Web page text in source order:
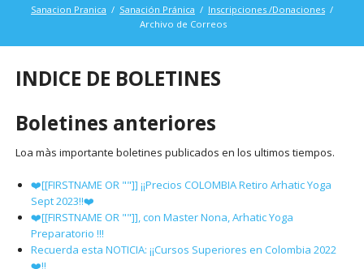
Sanacion Pranica Sanación Pránica
Inscripciones /Donaciones
Archivo de Correos
INDICE DE BOLETINES
Boletines anteriores
Loa màs importante boletines publicados en los ultimos tiempos.
❤️[[FIRSTNAME OR ""]] ¡¡Precios COLOMBIA Retiro Arhatic Yoga
Sept 2023!!❤️
❤️[[FIRSTNAME OR ""]], con Master Nona, Arhatic Yoga
Preparatorio !!!
Recuerda esta NOTICIA: ¡¡Cursos Superiores en Colombia 2022
❤️!!